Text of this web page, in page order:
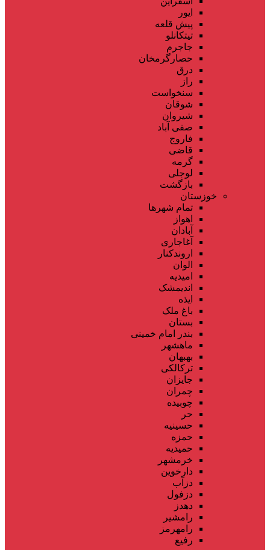
ایور
پیش قلعه
تیتکانلو
جاجرم
حصارگرمخان
درق
راز
سنخواست
شوقان
شیروان
صفی آباد
فاروج
قاضی
گرمه
لوجلی
بازگشت
خوزستان
تمام شهر‌ها
اهواز
آبادان
آغاجاری
اروندکنار
الوان
امیدیه
اندیمشک
ایذه
باغ ملک
بستان
بندر امام خمینی
ماهشهر
بهبهان
ترکالکی
جایزان
چمران
چوبیده
حر
حسینیه
حمزه
حمیدیه
خرمشهر
دارخوین
دزآب
دزفول
دهدز
رامشیر
رامهرمز
رفیع